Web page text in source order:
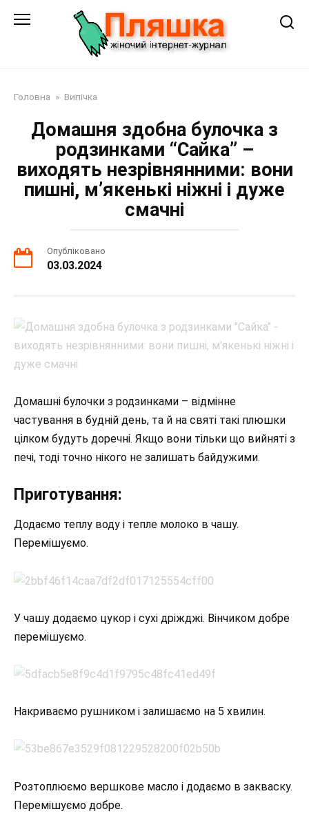
Головна » Випічка
Домашня здобна булочка з
родзинками “Сайка” –
виходять незрівнянними: вони
пишні, м’якенькі ніжні і дуже
смачні
Опубліковано
03.03.2024
Домашні булочки з родзинками – відмінне
частування в будній день, та й на святі такі плюшки
цілком будуть доречні. Якщо вони тільки що вийняті з
печі, тоді точно нікого не залишать байдужими.
Приготування:
Додаємо теплу воду і тепле молоко в чашу.
Перемішуємо.
У чашу додаємо цукор і сухі дріжджі. Вінчиком добре
перемішуємо.
Накриваємо рушником і залишаємо на 5 хвилин.
Розтоплюємо вершкове масло і додаємо в закваску.
Перемішуємо добре.